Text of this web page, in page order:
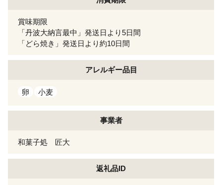
賞味期限
「丹波大納言最中」発送日より5日間
「どら焼き」発送日より約10日間
アレルギー品目
卵 小麦
事業者
和菓子処 匠大
返礼品ID